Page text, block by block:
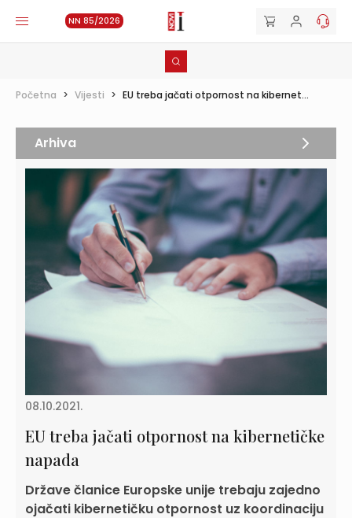
NN 85/2026
Početna > Vijesti > EU treba jačati otpornost na kibernet...
08.10.2021.
EU treba jačati otpornost na kibernetičke
napada
Države članice Europske unije trebaju zajedno
ojačati kibernetičku otpornost uz koordinaciju
Arhiva